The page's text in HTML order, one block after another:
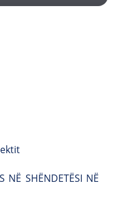
NË SHËNDETËSI NË